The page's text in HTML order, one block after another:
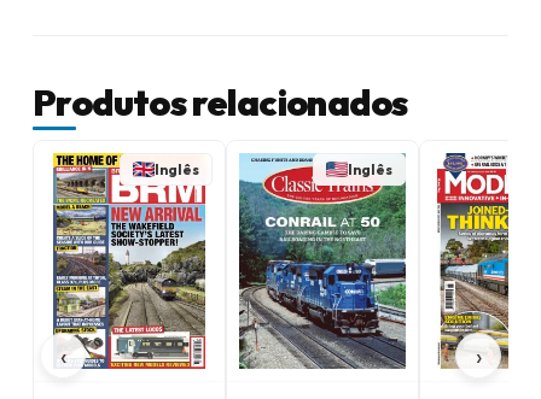
Produtos relacionados
‹
Inglês Inglês
›